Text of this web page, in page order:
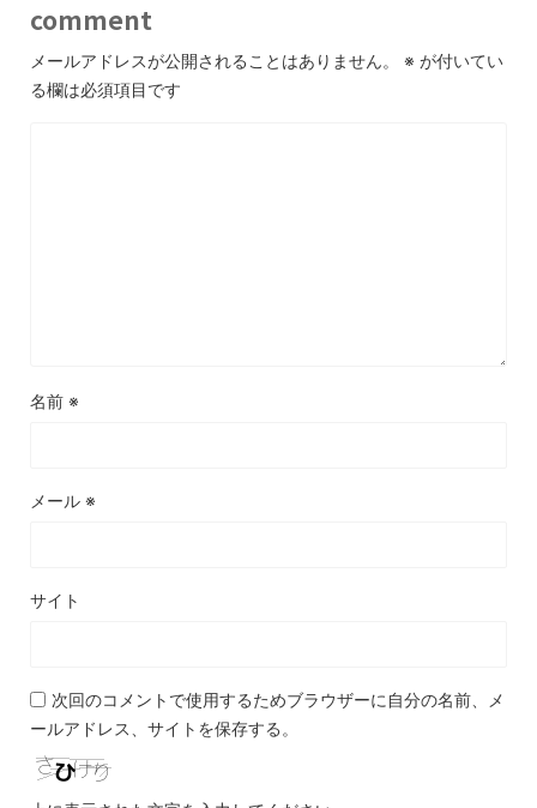
comment
メールアドレスが公開されることはありません。 ※ が付いてい
る欄は必須項目です
名前 ※
メール ※
サイト
次回のコメントで使用するためブラウザーに自分の名前、メ
ールアドレス、サイトを保存する。